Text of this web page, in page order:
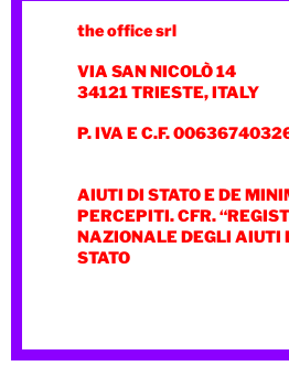
the office srl
VIA SAN NICOLÒ 14
34121 TRIESTE, ITALY
P. IVA E C.F.
AIUTI DI STATO E DE
PERCEPITI. CFR.
NAZIONALE DEGLI AIUTI
STATO